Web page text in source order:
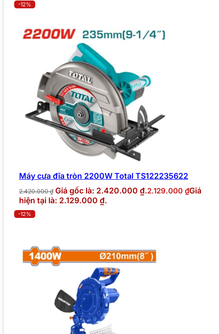
-12%
Máy cưa đĩa tròn 2200W Total TS122235622
2.420.000₫ Giá gốc là: 2.420.000 ₫.2.129.000 ₫Giá
hiện tại là: 2.129.000 ₫.
-12%